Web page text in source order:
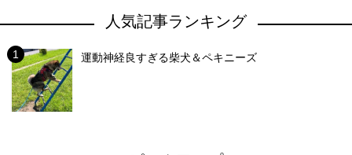
人気記事ランキング
運動神経良すぎる柴犬＆ペキニーズ